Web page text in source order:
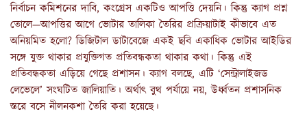
নির্বাচন কমিশনের দাবি, কংগ্রেস একটিও আপত্তি দেয়নি। কিন্তু ক্যাগ প্রশ্ন
তোলে—আপত্তির আগে ভোটার তালিকা তৈরির প্রক্রিয়াটাই কীভাবে এত
অনিয়মিত হলো? ডিজিটাল ডাটাবেজে একই ছবি একাধিক ভোটার আইডির
সঙ্গে যুক্ত থাকার প্রযুক্তিগত প্রতিবন্ধকতা থাকার কথা। কিন্তু এই
প্রতিবন্ধকতা এড়িয়ে গেছে প্রশাসন। ক্যাগ বলছে, এটি ‘সেন্ট্রালাইজড
লেভেলে’ সংঘটিত জালিয়াতি। অর্থাৎ বুথ পর্যায়ে নয়, উর্ধ্বতন প্রশাসনিক
স্তরে বসে নীলনকশা তৈরি করা হয়েছে।